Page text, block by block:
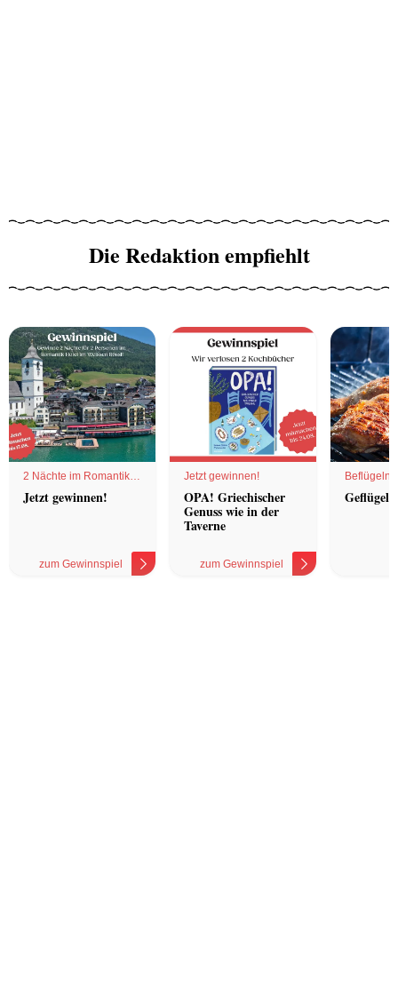
Die Redaktion empfiehlt
2 Nächte im Romantik
Hotel
Jetzt gewinnen!
zum Gewinnspiel
Jetzt gewinnen!
OPA! Griechischer
Genuss wie in der
Taverne
zum Gewinnspiel
Geflügel